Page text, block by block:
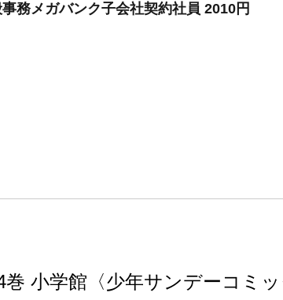
務メガバンク子会社契約社員 2010円
小学館〈少年サンデーコミ